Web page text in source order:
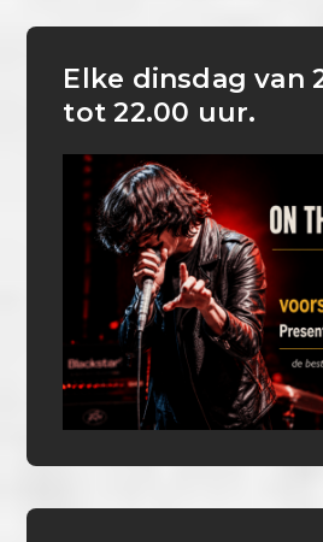
Elke dinsdag van
tot 22.00 uur.